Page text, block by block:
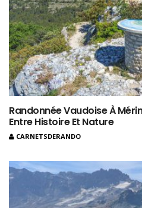
Randonnée Vaudoise À
Entre Histoire Et Nature
CARNETSDERANDO